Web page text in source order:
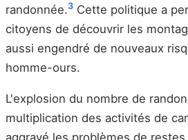
randonnée.3 Cette politique a
citoyens de découvrir les
aussi engendré de nouveaux
homme-ours.
L'explosion du nombre de
multiplication des activités de